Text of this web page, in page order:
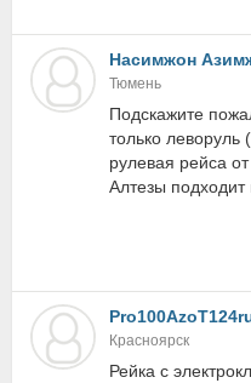
Насимжон
Тюмень
Подскажите
только леворуль
рулевая рейса
Алтезы подходит
Красноярск
Рейка с